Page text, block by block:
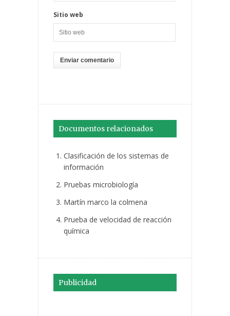
Sitio web
Documentos relacionados
Clasificación de los sistemas de
información
Pruebas microbiología
Martín marco la colmena
Prueba de velocidad de reacción
química
Publicidad